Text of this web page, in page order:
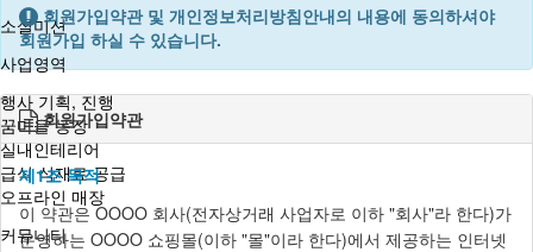
소셜미션
사업영역
행사 기획, 진행
꿈마을 농장
실내인테리어
급식 식재료 공급
오프라인 매장
커뮤니티
회원가입약관 및 개인정보처리방침안내의 내용에 동의하셔야
회원가입 하실 수 있습니다.
회원가입약관
제1조 목적
이 약관은 OOOO 회사(전자상거래 사업자로 이하 "회사"라 한다)가
운영하는 OOOO 쇼핑몰(이하 "몰"이라 한다)에서 제공하는 인터넷